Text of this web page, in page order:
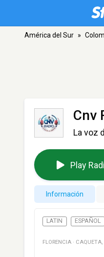
América del Sur »
Cnv
La voz
Play
Información
LATIN ESPAÑOL
FLORENCIA · CAQUETA,